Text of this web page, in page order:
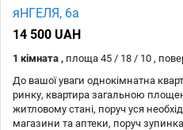
яНГЕЛЯ, 6a
14 500 UAH
1 кімната , площа 45 / 18 / 10 ,
До вашої уваги однокімнатна
ринку, квартира загальною
житловому стані, поруч уся
магазини та аптеки, поруч